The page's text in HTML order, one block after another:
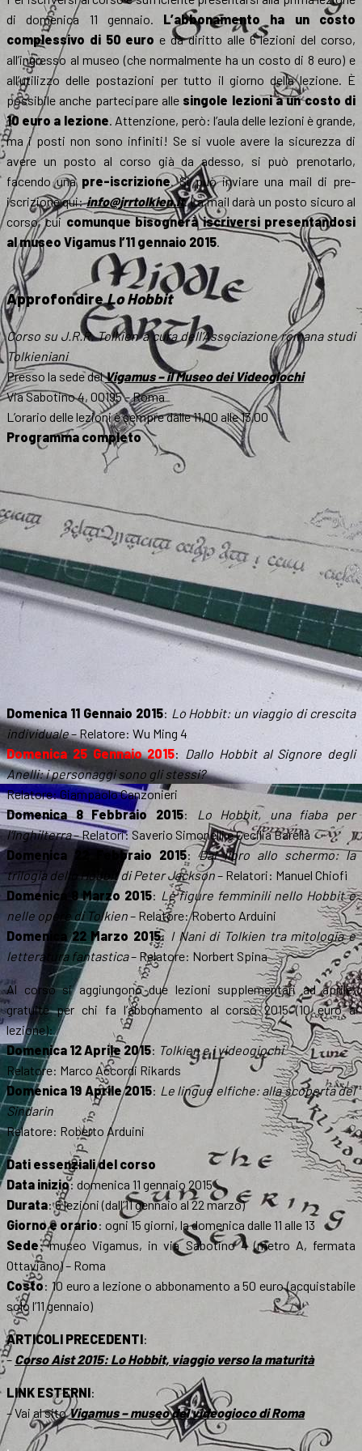
di domenica 11 gennaio. L’abbonamento ha un costo
complessivo di 50 euro e dà diritto alle 6 lezioni del corso,
all’ingresso al museo (che normalmente ha un costo di 8 euro) e
all’utilizzo delle postazioni per tutto il giorno della lezione. È
possibile anche partecipare alle singole lezioni a un costo di
10 euro a lezione . Attenzione, però: l’aula delle lezioni è grande,
ma i posti non sono infiniti! Se si vuole avere la sicurezza di
avere un posto al corso già da adesso, si può prenotarlo,
facendo una pre-iscrizione. Si può inviare una mail di pre-
iscrizione qui:info@jrrtolkien.it. La mail darà un posto sicuro al
corso, cui comunque bisognerà iscriversi presentandosi
al museo Vigamus l’11 gennaio 2015
ApprofondireLo Hobbit
Corso su J.R.R. Tolkien a cura dell’Associazione romana studi
Tolkieniani
Presso la sede delVigamus – il Museo dei Videogiochi
Via Sabotino 4, 00195 – Roma
L’orario delle lezioni è sempre dalle 11,00 alle 13,00
Programma completo
Domenica 11 Gennaio 2015: Lo Hobbit: un viaggio di crescita
individuale– Relatore: Wu Ming 4
Domenica 25 Gennaio 2015: Dallo Hobbit al Signore degli
Anelli: i personaggi sono gli stessi?
Relatore: Giampaolo Canzonieri
Domenica 8 Febbraio 2015: Lo Hobbit, una fiaba per
l’Inghilterra– Relatori: Saverio Simonelli e Cecilia Barella
Domenica 22 Febbraio 2015:Dal libro allo schermo: la
trilogia dello Hobbit di Peter Jackson– Relatori: Manuel Chiofi
Domenica 8 Marzo 2015: Le figure femminili nello Hobbit e
nelle opere di Tolkien– Relatore: Roberto Arduini
Domenica 22 Marzo 2015: I Nani di Tolkien tra mitologia e
letteratura fantastica– Relatore: Norbert Spina
Al corso si aggiungono due lezioni supplementari ad aprile,
gratuite per chi fa l’abbonamento al corso 2015 (10 euro a
lezione):
Domenica 12 Aprile 2015: Tolkien e i videogiochi
Relatore: Marco Accordi Rikards
Domenica 19 Aprile 2015: Le lingue elfiche: alla scoperta del
Sindarin
Relatore: Roberto Arduini
Dati essenziali del corso
Data inizio: domenica 11 gennaio 2015
Durata: 6 lezioni (dall’11 gennaio al 22 marzo)
Giorno e orario: ogni 15 giorni, la domenica dalle 11 alle 13
Sede: museo Vigamus, in via Sabotino 4 (metro A, fermata
Ottaviano) – Roma
Costo: 10 euro a lezione o abbonamento a 50 euro (acquistabile
solo l’11 gennaio)
ARTICOLI PRECEDENTI:
– Corso Aist 2015: Lo Hobbit, viaggio verso la maturità
LINK ESTERNI:
– Vai al sitoVigamus – museo del videogioco di Roma
.